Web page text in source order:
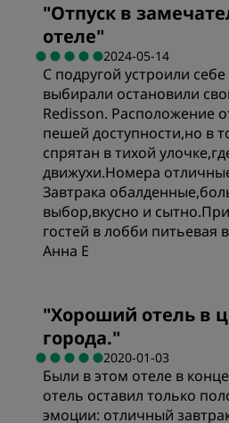
"Отпуск в
отеле"
2024-05-14
С подругой устроили
выбирали остановили
Redisson. Расположение
пешей доступности,но в
спрятан в тихой
движухи.Номера
Завтрака
выбор,вкусно и
гостей в лобби питьевая
Анна Е
Цена/качество
Качество сна
"Хороший отель в
города."
2020-01-03
Были в этом отеле в
отель оставил только
эмоции: отличный